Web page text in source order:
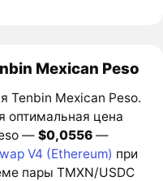
Mexican Peso
Tenbin Mexican Peso.
оптимальная цена
—$0,0556 —
V4 (Ethereum) при
пары TMXN/USDC